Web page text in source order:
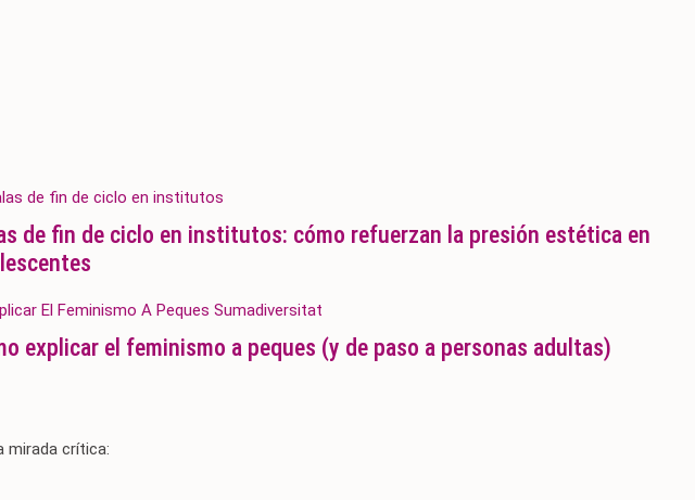
de fin de ciclo en institutos: cómo refuerzan la presión estética en
explicar el feminismo a peques (y de paso a personas adultas)
mirada crítica: